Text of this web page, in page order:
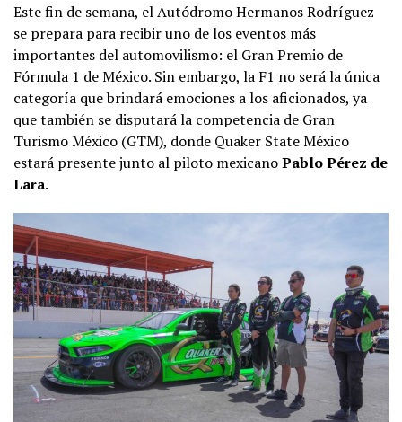
Este fin de semana, el Autódromo Hermanos Rodríguez
se prepara para recibir uno de los eventos más
importantes del automovilismo: el Gran Premio de
Fórmula 1 de México. Sin embargo, la F1 no será la única
categoría que brindará emociones a los aficionados, ya
que también se disputará la competencia de Gran
Turismo México (GTM), donde Quaker State México
estará presente junto al piloto mexicanoPablo Pérez de
Lara.